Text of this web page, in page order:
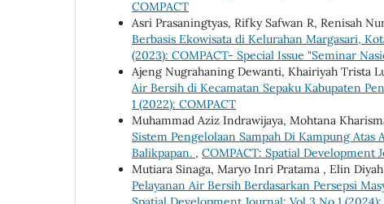
COMPACT
Asri Prasaningtyas, Rifky Safwan R, Renisah
Berbasis Ekowisata di Kelurahan Margasari,
(2023): COMPACT- Special Issue "Seminar
Ajeng Nugrahaning Dewanti, Khairiyah Trista
Air Bersih di Kecamatan Sepaku Kabupaten
1 (2022): COMPACT
Muhammad Aziz Indrawijaya, Mohtana
Sistem Pengelolaan Sampah Di Kampung
Balikpapan. , COMPACT: Spatial Development
Mutiara Sinaga, Maryo Inri Pratama , Elin
Pelayanan Air Bersih Berdasarkan Persepsi